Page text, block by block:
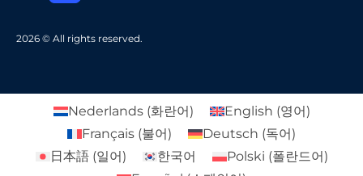
2026 © All rights reserved.
Nederlands(화란어) English (영어)
Français (불어) Deutsch (독어)
日本語(일어) 한국어 Polski (폴란드어)